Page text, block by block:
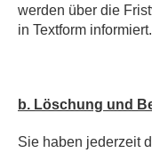
werden über die
in Textform informiert.
b. Löschung und
Sie haben jederzeit